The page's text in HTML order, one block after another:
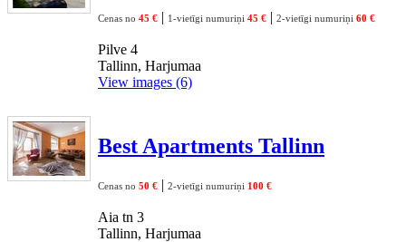
Cenas no 45 € | 1-vietīgi numuriņi 45 € | 2-vietīgi numuriņi 60 €
Pilve 4
Tallinn, Harjumaa
View images (6)
Best Apartments Tallinn
Cenas no 50 € | 2-vietīgi numuriņi 100 €
Aia tn 3
Tallinn, Harjumaa